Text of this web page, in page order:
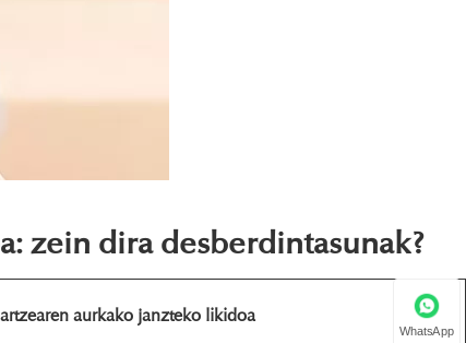
zein dira desberdintasunak?
aurkako janzteko likidoa
WhatsApp